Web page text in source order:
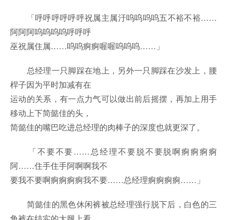
「呼呼呼呼呼呼祝属主属汙呜呜呜呜五不裕不裕……
阿阿阿呜呜呜呜呼呼呼
巫祝属住属……呜呜痾痾喔喔呜呜呜……」
总经理一只脚踩在地上，另外一只脚踩在沙发上，腰
桿子因为平时加减有在
运动的关系，有一点力气可以做出前后摇摆，再加上用手
移动上下简懿佳的头，
简懿佳的嘴巴吃进总经理的肉棒子的深度也就更深了。
「不要不要……总经理不要脱不要脱啊痾痾痾痾
阿……住手住手阿啊啊我不
要我不要啊痾痾痾痾我不要……总经理痾痾痾痾……」
简懿佳的黑色休闲裤被总经理强行脱下后，白色的三